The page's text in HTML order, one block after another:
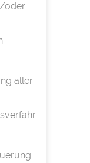
oder
aller